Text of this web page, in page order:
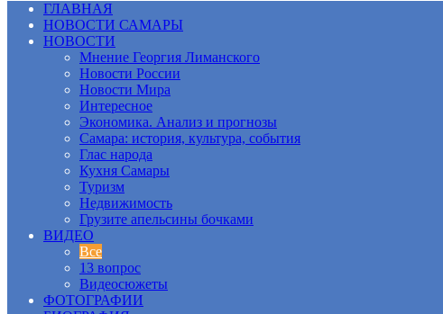
ГЛАВНАЯ
НОВОСТИ САМАРЫ
НОВОСТИ
Мнение Георгия Лиманского
Новости России
Новости Мира
Интересное
Экономика. Анализ и прогнозы
Самара: история, культура, события
Глас народа
Кухня Самары
Туризм
Недвижимость
Грузите апельсины бочками
ВИДЕО
Все
13 вопрос
Видеосюжеты
ФОТОГРАФИИ